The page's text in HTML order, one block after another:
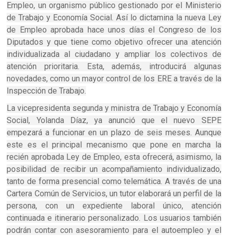
Empleo, un organismo público gestionado por el Ministerio
de Trabajo y Economía Social. Así lo dictamina la nueva Ley
de Empleo aprobada hace unos días el Congreso de los
Diputados y que tiene como objetivo ofrecer una atención
individualizada al ciudadano y ampliar los colectivos de
atención prioritaria. Esta, además, introducirá algunas
novedades, como un mayor control de los ERE a través de la
Inspección de Trabajo.
La vicepresidenta segunda y ministra de Trabajo y Economía
Social, Yolanda Díaz, ya anunció que el nuevo SEPE
empezará a funcionar en un plazo de seis meses. Aunque
este es el principal mecanismo que pone en marcha la
recién aprobada Ley de Empleo, esta ofrecerá, asimismo, la
posibilidad de recibir un acompañamiento individualizado,
tanto de forma presencial como telemática. A través de una
Cartera Común de Servicios, un tutor elaborará un perfil de la
persona, con un expediente laboral único, atención
continuada e itinerario personalizado. Los usuarios también
podrán contar con asesoramiento para el autoempleo y el